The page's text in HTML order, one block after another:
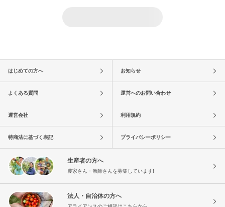
はじめての方へ お知らせ
よくある質問 運営へのお問い合わせ
運営会社 利用規約
特商法に基づく表記 プライバシーポリシー
生産者の方へ
農家さん・漁師さんを募集しています!
法人・自治体の方へ